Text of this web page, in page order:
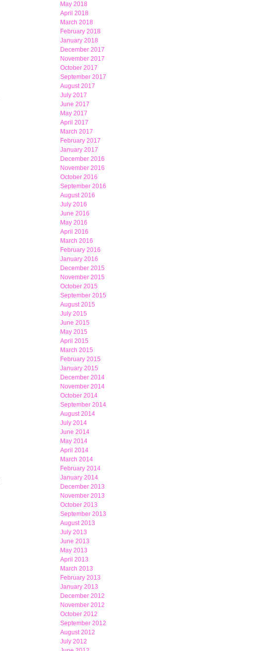
May 2018
April 2018
March 2018
February 2018
January 2018
December 2017
November 2017
October 2017
September 2017
August 2017
July 2017
June 2017
May 2017
April 2017
March 2017
February 2017
January 2017
December 2016
November 2016
October 2016
September 2016
August 2016
July 2016
June 2016
May 2016
April 2016
March 2016
February 2016
January 2016
December 2015
November 2015
October 2015
September 2015
August 2015
July 2015
June 2015
May 2015
April 2015
March 2015
February 2015
January 2015
December 2014
November 2014
October 2014
September 2014
August 2014
July 2014
June 2014
May 2014
April 2014
March 2014
February 2014
January 2014
December 2013
November 2013
October 2013
September 2013
August 2013
July 2013
June 2013
May 2013
April 2013
March 2013
February 2013
January 2013
December 2012
November 2012
October 2012
September 2012
August 2012
July 2012